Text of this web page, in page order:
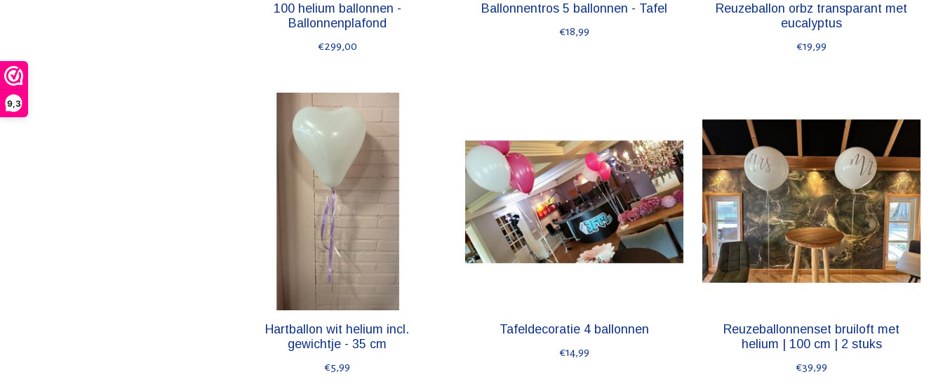
9,3
100 helium ballonnen -
Ballonnenplafond
€299,00
Ballonnentros 5 ballonnen - Tafel
€18,99
Reuzeballon orbz transparant met
eucalyptus
€19,99
Hartballon wit helium incl.
gewichtje - 35 cm
€5,99
Tafeldecoratie 4 ballonnen
€14,99
Reuzeballonnenset bruiloft met
helium | 100 cm | 2 stuks
€39,99